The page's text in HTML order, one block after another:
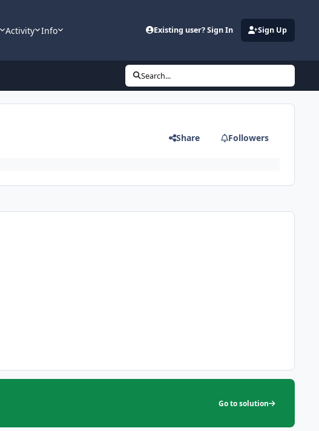
Activity Info Existing user? Sign In Sign Up
Search...
Share Followers
Go to solution